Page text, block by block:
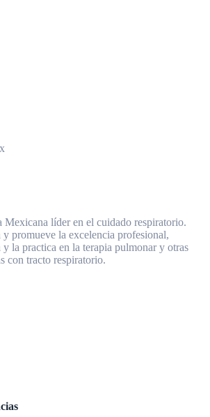
Mexicana líder en el cuidado respiratorio.
y promueve la excelencia profesional,
la practica en la terapia pulmonar y otras
con tracto respiratorio.